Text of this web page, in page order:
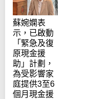
蘇婉嫻表
示，已啟動
「緊急及復
原現金援
助」計劃，
為受影響家
庭提供3至6
個月現金援